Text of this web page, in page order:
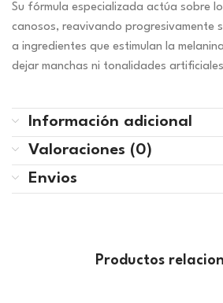
Su fórmula especializada actúa sobre
canosos, reavivando progresivamente
a ingredientes que estimulan la
dejar manchas ni tonalidades
Información adicional
Valoraciones (0)
Envios
Productos